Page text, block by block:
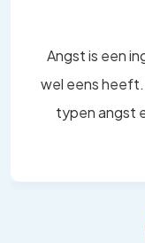
Angst is een
wel eens heeft.
typen angst